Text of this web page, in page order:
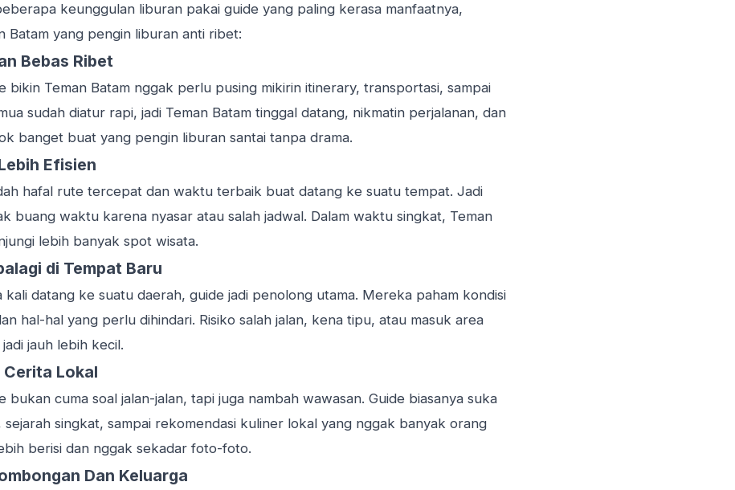
keunggulan liburan pakai guide yang paling kerasa manfaatnya,
Batam yang pengin liburan anti ribet:
Bebas Ribet
bikin Teman Batam nggak perlu pusing mikirin itinerary, transportasi, sampai
sudah diatur rapi, jadi Teman Batam tinggal datang, nikmatin perjalanan, dan
banget buat yang pengin liburan santai tanpa drama.
Efisien
hafal rute tercepat dan waktu terbaik buat datang ke suatu tempat. Jadi
buang waktu karena nyasar atau salah jadwal. Dalam waktu singkat, Teman
lebih banyak spot wisata.
di Tempat Baru
kali datang ke suatu daerah, guide jadi penolong utama. Mereka paham kondisi
hal-hal yang perlu dihindari. Risiko salah jalan, kena tipu, atau masuk area
jauh lebih kecil.
Lokal
bukan cuma soal jalan-jalan, tapi juga nambah wawasan. Guide biasanya suka
singkat, sampai rekomendasi kuliner lokal yang nggak banyak orang
berisi dan nggak sekadar foto-foto.
Dan Keluarga